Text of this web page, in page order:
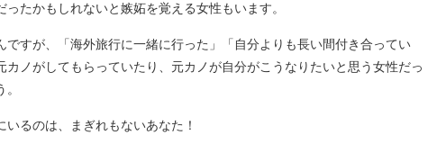
たかもしれないと嫉妬を覚える女性もいます。
すが、「海外旅行に一緒に行った」「自分よりも長い間付き合ってい
ノがしてもらっていたり、元カノが自分がこうなりたいと思う女性だっ
るのは、まぎれもないあなた！